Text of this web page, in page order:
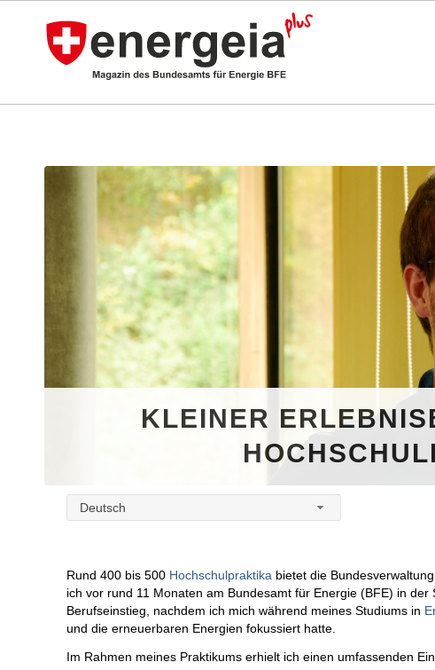
KLEINER
Deutsch
Rund 400 bis 500 Hochschulpraktika bietet die
ich vor rund 11 Monaten am Bundesamt für Energie (BFE) in der
Berufseinstieg, nachdem ich mich während meines Studiums in
und die erneuerbaren Energien fokussiert hatte.
Im Rahmen meines Praktikums erhielt ich einen umfassenden